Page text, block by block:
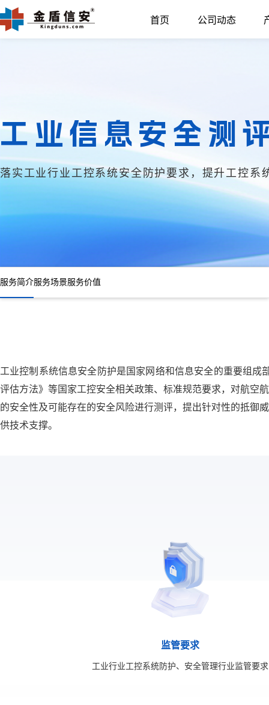
首页 公司动态
工业信息安全测
落实工业行业工控系统安全防护要求，提升工控系
服务简介服务场景服务价值
工业控制系统信息安全防护是国家网络和信息安全的重要组
评估方法》等国家工控安全相关政策、标准规范要求，对航空
的安全性及可能存在的安全风险进行测评，提出针对性的抵御
供技术支撑。
监管要求
工业行业工控系统防护、安全管理行业监管要求